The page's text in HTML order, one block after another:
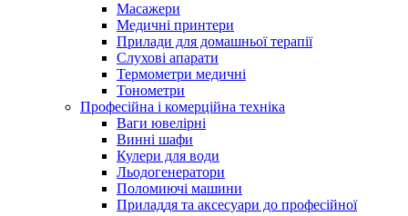
Масажери
Медичні принтери
Прилади для домашньої терапії
Слухові апарати
Термометри медичні
Тонометри
Професійна і комерційна техніка
Ваги ювелірні
Винні шафи
Кулери для води
Льодогенератори
Поломиючі машини
Приладдя та аксесуари до професійної